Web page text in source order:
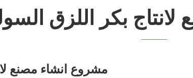
بكر اللزق
مشروع انشاء مصنع